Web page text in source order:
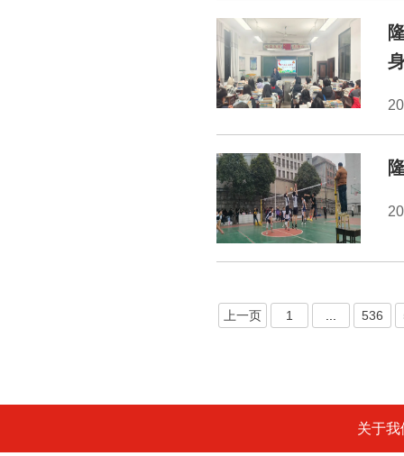
上一页 1 536
关于我